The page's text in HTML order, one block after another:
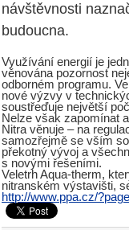
návštěvnosti
budoucna.
Využívání energií je
věnována pozornost
odborném programu.
nové výzvy v
soustřeďuje největší
Nelze však zapomínat
Nitra věnuje – na
samozřejmě se vším
překotný vývoj a
s novými řešeními.
Veletrh Aqua-therm,
nitranském výstavišti,
http://www.ppa.cz/